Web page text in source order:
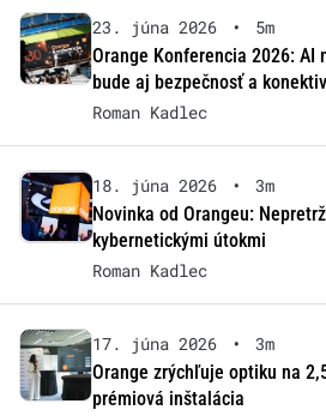
23. júna 2026 •
5m
Orange Konferencia 2026: AI
bude aj bezpečnosť a
Roman Kadlec
18. júna 2026 •
3m
Novinka od Orangeu:
kybernetickými útokmi
Roman Kadlec
17. júna 2026 •
3m
Orange zrýchľuje optiku na
prémiová inštalácia